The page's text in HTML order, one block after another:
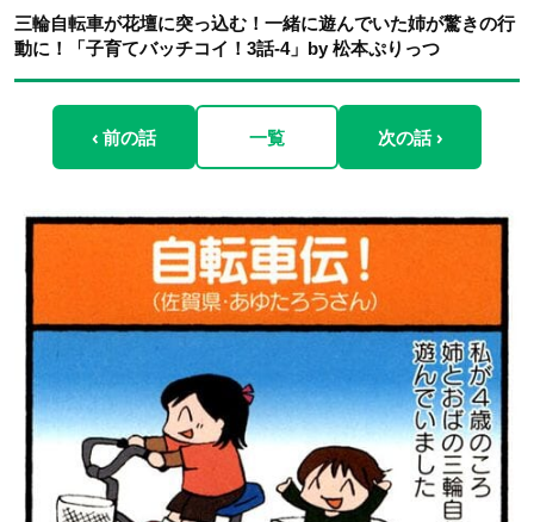
三輪自転車が花壇に突っ込む！一緒に遊んでいた姉が驚きの行
動に！「子育てバッチコイ！3話-4」by 松本ぷりっつ
‹ 前の話 一覧 次の話 ›